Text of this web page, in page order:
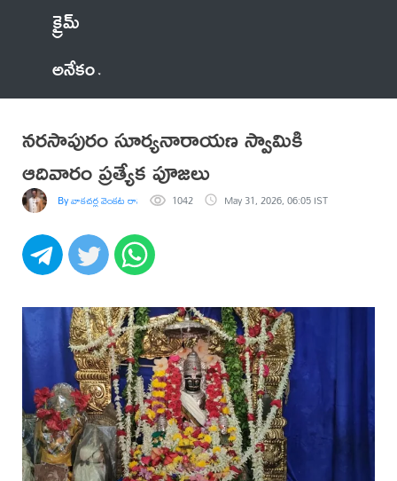
క్రైమ్
అనేకం
నరసాపురం సూర్యనారాయణ స్వామికి
ఆదివారం ప్రత్యేక పూజలు
By వాకచర్ల వెంకట రామారావు 1042 May 31, 2026, 06:05 IST